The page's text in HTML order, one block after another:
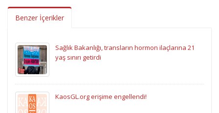
Benzer İçerikler
Sağlık Bakanlığı, transların hormon ilaçlarına 21
yaş sınırı getirdi
KaosGL.org erişime engellendi!